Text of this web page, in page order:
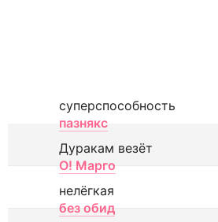
суперспособность
пазнякс
Дуракам везёт
О! Марго
нелёгкая
без обид